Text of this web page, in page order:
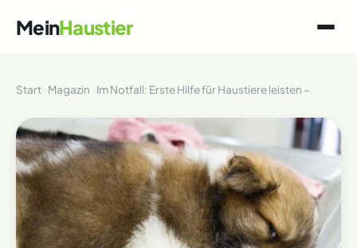
MeinHaustier
Start Magazin Im Notfall: Erste Hilfe für Haustiere leisten –